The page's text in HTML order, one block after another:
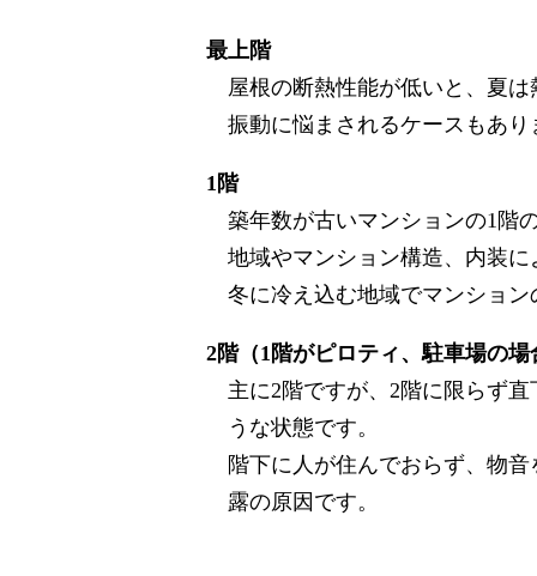
最上階
屋根の断熱性能が低いと、夏
振動に悩まされるケースもあり
1階
築年数が古いマンションの1階
地域やマンション構造、内装
冬に冷え込む地域でマンショ
2階（1階がピロティ、駐車場の場
主に2階ですが、2階に限らず
うな状態です。
階下に人が住んでおらず、物
露の原因です。